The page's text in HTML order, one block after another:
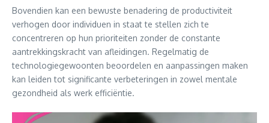
Bovendien kan een bewuste benadering de productiviteit
verhogen door individuen in staat te stellen zich te
concentreren op hun prioriteiten zonder de constante
aantrekkingskracht van afleidingen. Regelmatig de
technologiegewoonten beoordelen en aanpassingen maken
kan leiden tot significante verbeteringen in zowel mentale
gezondheid als werk efficiëntie.